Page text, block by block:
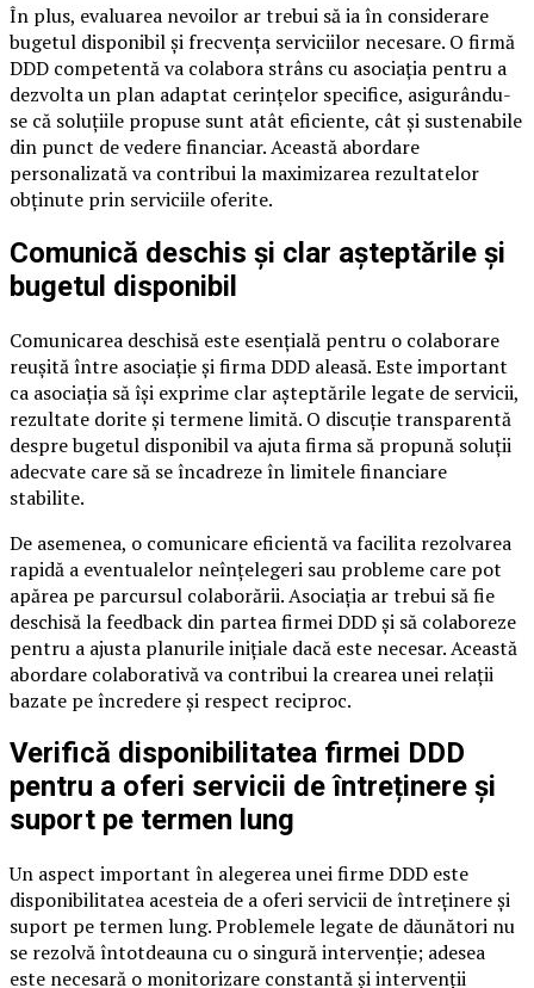
În plus, evaluarea nevoilor ar trebui să ia în considerare
bugetul disponibil și frecvența serviciilor necesare. O firmă
DDD competentă va colabora strâns cu asociația pentru a
dezvolta un plan adaptat cerințelor specifice, asigurându-
se că soluțiile propuse sunt atât eficiente, cât și sustenabile
din punct de vedere financiar. Această abordare
personalizată va contribui la maximizarea rezultatelor
obținute prin serviciile oferite.
Comunică deschis și clar așteptările și
bugetul disponibil
Comunicarea deschisă este esențială pentru o colaborare
reușită între asociație și firma DDD aleasă. Este important
ca asociația să își exprime clar așteptările legate de servicii,
rezultate dorite și termene limită. O discuție transparentă
despre bugetul disponibil va ajuta firma să propună soluții
adecvate care să se încadreze în limitele financiare
stabilite.
De asemenea, o comunicare eficientă va facilita rezolvarea
rapidă a eventualelor neînțelegeri sau probleme care pot
apărea pe parcursul colaborării. Asociația ar trebui să fie
deschisă la feedback din partea firmei DDD și să colaboreze
pentru a ajusta planurile inițiale dacă este necesar. Această
abordare colaborativă va contribui la crearea unei relații
bazate pe încredere și respect reciproc.
Verifică disponibilitatea firmei DDD
pentru a oferi servicii de întreținere și
suport pe termen lung
Un aspect important în alegerea unei firme DDD este
disponibilitatea acesteia de a oferi servicii de întreținere și
suport pe termen lung. Problemele legate de dăunători nu
se rezolvă întotdeauna cu o singură intervenție; adesea
este necesară o monitorizare constantă și intervenții